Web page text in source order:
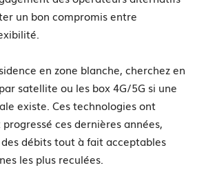
un bon compromis entre
en zone blanche, cherchez en
satellite ou les box 4G/5G si une
existe. Ces technologies ont
ces dernières années,
débits tout à fait acceptables
les plus reculées.